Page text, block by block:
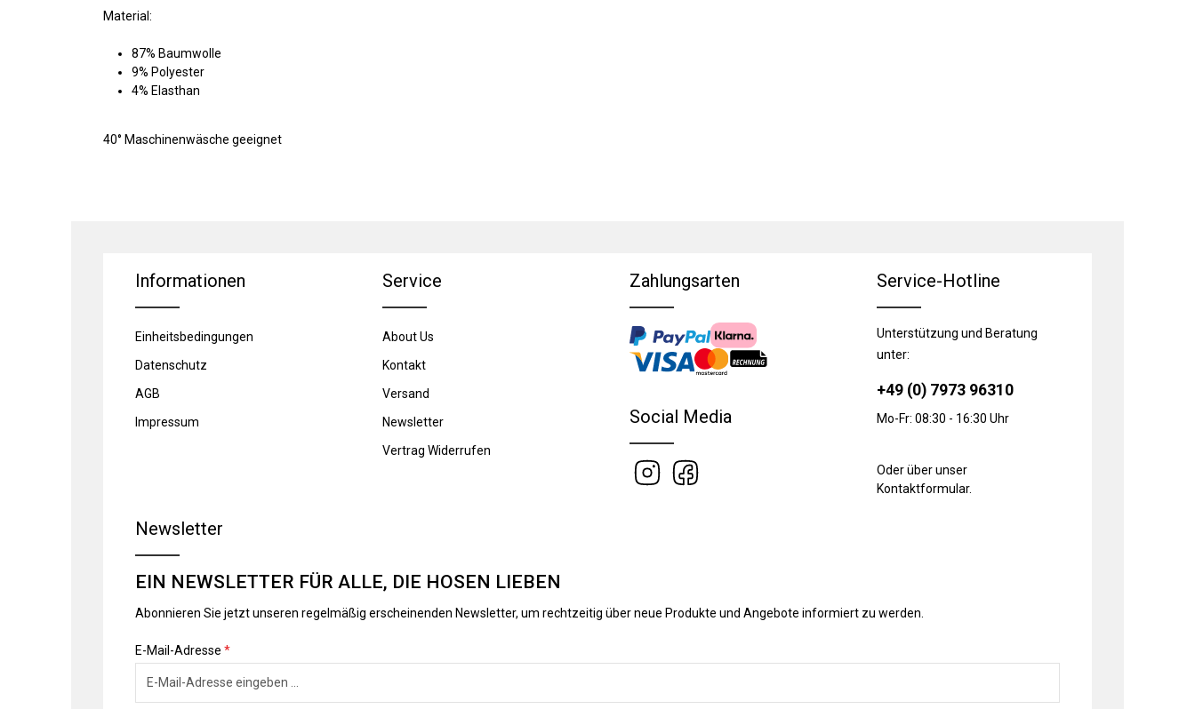
Material:
87% Baumwolle
9% Polyester
4% Elasthan
40° Maschinenwäsche geeignet
Informationen
Einheitsbedingungen
Datenschutz
AGB
Impressum
Service
About Us
Kontakt
Versand
Newsletter
Vertrag Widerrufen
Zahlungsarten
Social Media
Service-Hotline
Unterstützung und Beratung
unter:
+49 (0) 7973 96310
Mo-Fr: 08:30 - 16:30 Uhr
Oder über unser
Kontaktformular.
Newsletter
EIN NEWSLETTER FÜR ALLE, DIE HOSEN LIEBEN
Abonnieren Sie jetzt unseren regelmäßig erscheinenden Newsletter, um rechtzeitig über neue Produkte und Angebote informiert zu werden.
E-Mail-Adresse *